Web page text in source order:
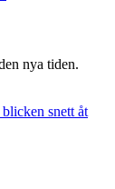
nya tiden.